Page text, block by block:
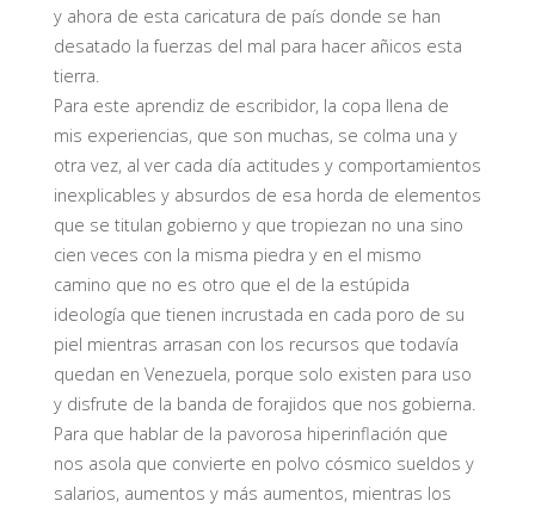
y ahora de esta caricatura de país donde se han
desatado la fuerzas del mal para hacer añicos esta
tierra.
Para este aprendiz de escribidor, la copa llena de
mis experiencias, que son muchas, se colma una y
otra vez, al ver cada día actitudes y comportamientos
inexplicables y absurdos de esa horda de elementos
que se titulan gobierno y que tropiezan no una sino
cien veces con la misma piedra y en el mismo
camino que no es otro que el de la estúpida
ideología que tienen incrustada en cada poro de su
piel mientras arrasan con los recursos que todavía
quedan en Venezuela, porque solo existen para uso
y disfrute de la banda de forajidos que nos gobierna.
Para que hablar de la pavorosa hiperinflación que
nos asola que convierte en polvo cósmico sueldos y
salarios, aumentos y más aumentos, mientras los